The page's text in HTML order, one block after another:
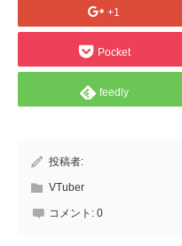
+1
Pocket
feedly
投稿者:
VTuber
コメント: 0